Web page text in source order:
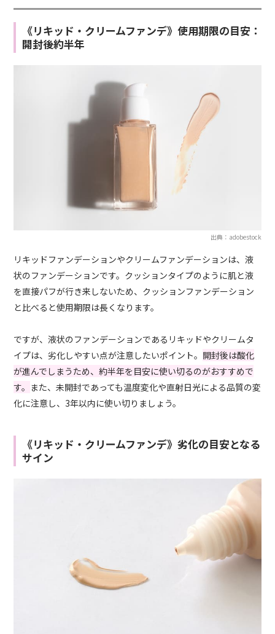
《リキッド・クリームファンデ》使用期限の目安：
開封後約半年
出典：adobestock
リキッドファンデーションやクリームファンデーションは、液
状のファンデーションです。クッションタイプのように肌と液
を直接パフが行き来しないため、クッションファンデーション
と比べると使用期限は長くなります。
ですが、液状のファンデーションであるリキッドやクリームタ
イプは、劣化しやすい点が注意したいポイント。 開封後は酸化
が進んでしまうため、約半年を目安に使い切るのがおすすめで
す。 また、未開封であっても温度変化や直射日光による品質の変
化に注意し、3年以内に使い切りましょう。
《リキッド・クリームファンデ》劣化の目安となる
サイン